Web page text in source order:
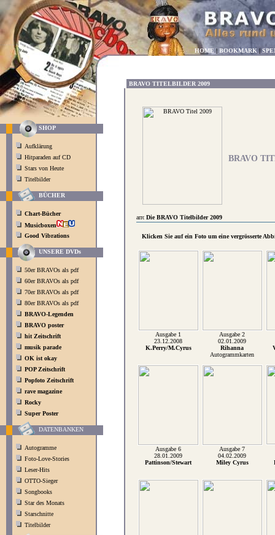
HOME | BOOKMARK |
SHOP
Aufklärung
Hitparaden auf CD
Stars von Heute
Titelbilder
BÜCHER
Chart-Bücher
Musicboxen
Good Vibrations
UNSERE DVDs
50er BRAVOs als pdf
60er BRAVOs als pdf
70er BRAVOs als pdf
80er BRAVOs als pdf
BRAVO-Legenden
BRAVO poster
hit Zeitschrift
musik parade
OK ist okay
POP Zeitschrift
Popfoto Zeitschrift
rave magazine
Rocky
Super Poster
DATENBANKEN
Autogramme
Foto-Love-Stories
Leser-Hits
OTTO-Sieger
Songbooks
Star des Monats
Starschnitte
Titelbilder
BRAVO TITELBILDER 2009
BRAVO
Die BRAVO Titelbilder 2009
Klicken Sie auf ein Foto um eine vergrösserte
Ausgabe 1
Ausgabe 2
23.12.2008
02.01.2009
K.Perry/M.Cyrus
Rihanna
Autogrammkarten
Ausgabe 6
Ausgabe 7
28.01.2009
04.02.2009
Pattinson/Stewart
Miley Cyrus